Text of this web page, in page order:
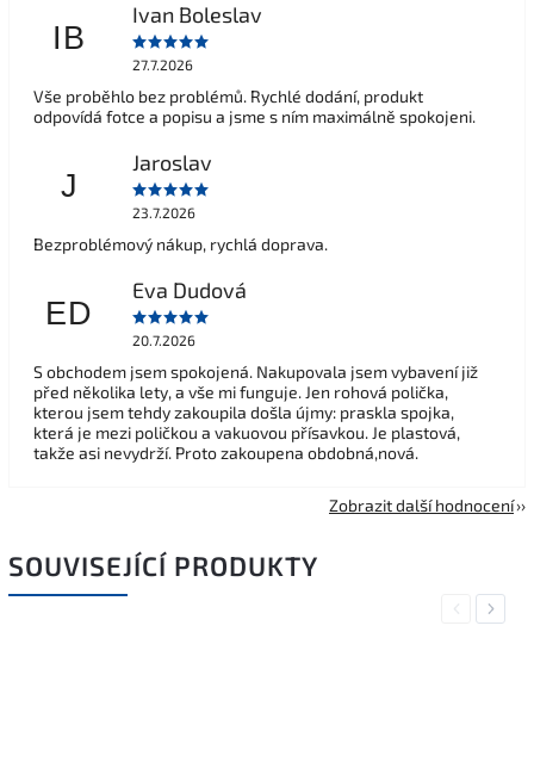
IB
Ivan Boleslav
27.7.2026
Vše proběhlo bez problémů. Rychlé dodání, produkt
odpovídá fotce a popisu a jsme s ním maximálně spokojeni.
J
Jaroslav
23.7.2026
Bezproblémový nákup, rychlá doprava.
ED
Eva Dudová
20.7.2026
S obchodem jsem spokojená. Nakupovala jsem vybavení již
před několika lety, a vše mi funguje. Jen rohová polička,
kterou jsem tehdy zakoupila došla újmy: praskla spojka,
která je mezi poličkou a vakuovou přísavkou. Je plastová,
takže asi nevydrží. Proto zakoupena obdobná,nová.
Zobrazit další hodnocení
SOUVISEJÍCÍ PRODUKTY
Previous
Next